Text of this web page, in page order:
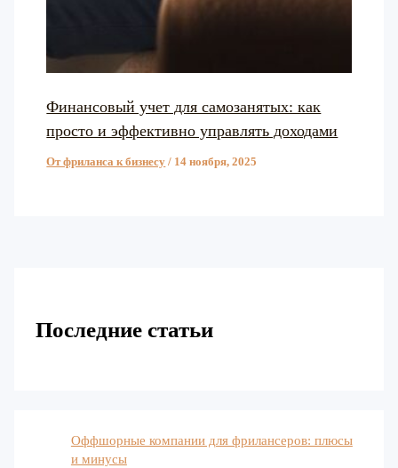
Финансовый учет для самозанятых: как
просто и эффективно управлять доходами
От фриланса к бизнесу / 14 ноября, 2025
Последние статьи
Оффшорные компании для фрилансеров: плюсы
и минусы